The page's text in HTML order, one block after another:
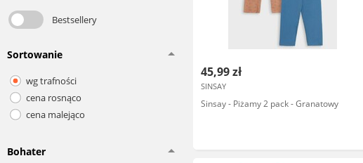
Bestsellery
Sortowanie
wg trafności
cena rosnąco
cena malejąco
Bohater
45,99 zł
SINSAY
Sinsay - Piżamy 2 pack - Granatowy